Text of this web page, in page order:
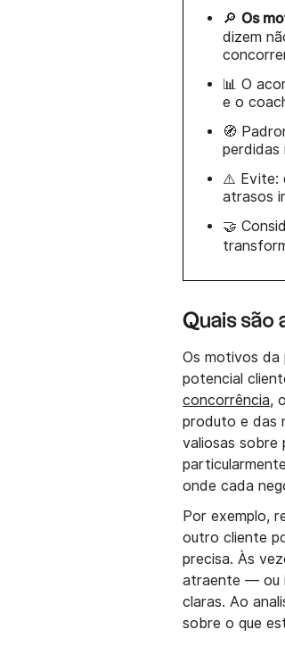
🔎Os
dizem
📊 O
e o
🧭
perdidas
⚠️ Evite:
atrasos
🤝
Quais são
Os motivos da
potencial
concorrência,
produto e das
valiosas sobre
onde cada
Por exemplo,
outro cliente
precisa. Às
atraente — ou
claras. Ao
sobre o que